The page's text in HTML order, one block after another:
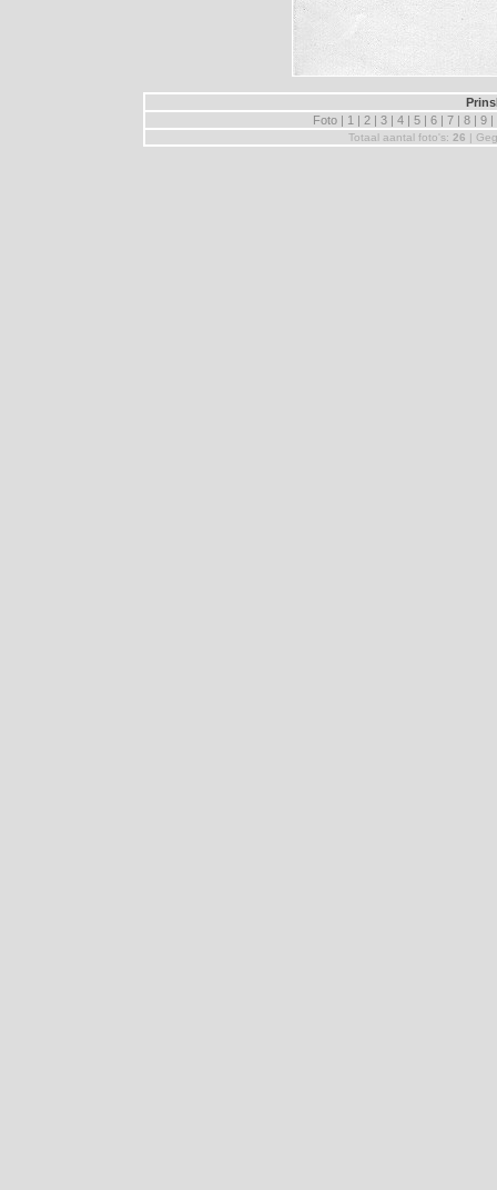
Foto | 1 | 2 | 3 | 4 | 5 | 6 | 7 | 8 | 9 |
Totaal aantal foto's: 26 |